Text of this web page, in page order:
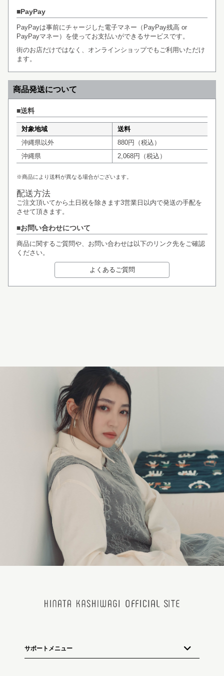
PayPay
PayPayは事前にチャージした電子マネー（PayPay残高 or
PayPayマネー）を使ってお支払いができるサービスです。
街のお店だけではなく、オンラインショップでもご利用いただけ
ます。
商品発送について
送料
対象地域
送料
沖縄県以外
880円（税込）
沖縄県
2,068円（税込）
※商品により送料が異なる場合がございます。
配送方法
ご注文頂いてから土日祝を除きます3営業日以内で発送の手配を
させて頂きます。
お問い合わせについて
商品に関するご質問や、お問い合わせは以下のリンク先をご確認
ください。
よくあるご質問
サポートメニュー